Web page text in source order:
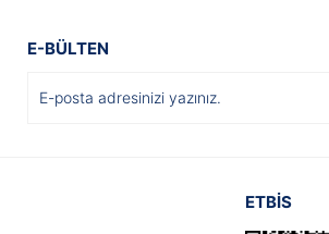
E-BÜLTEN
ETBİS